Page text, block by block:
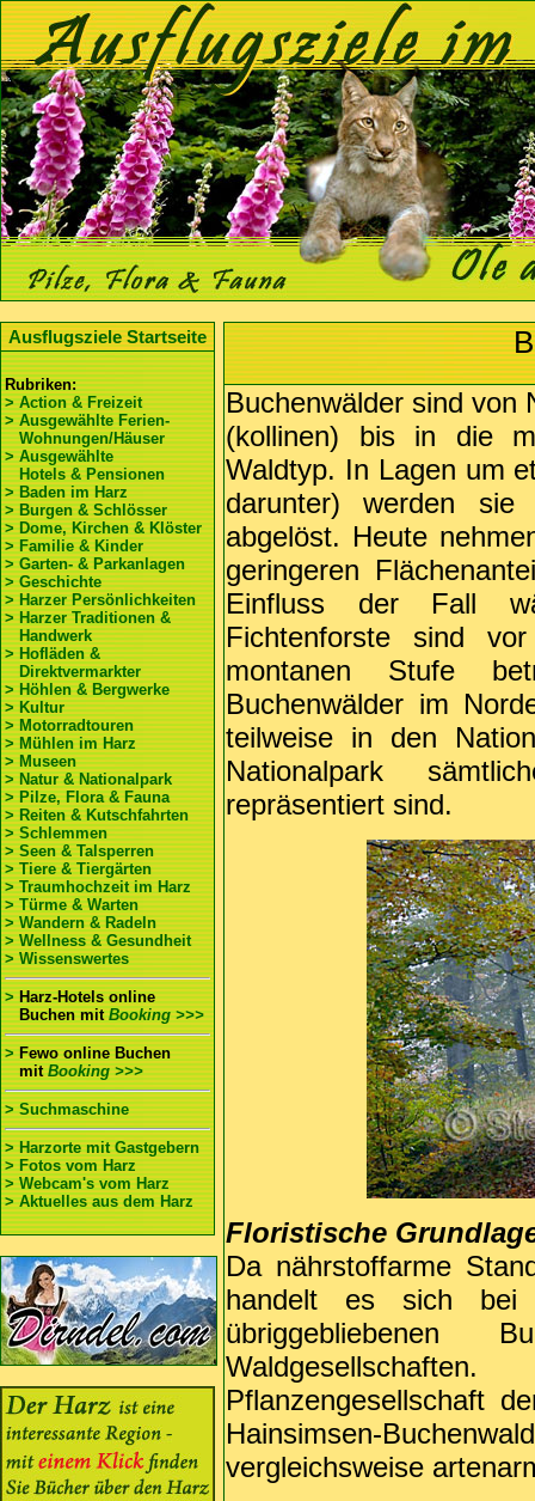
Ausflugsziele Startseite
Rubriken:
> Action & Freizeit
> Ausgewählte Ferien-
Wohnungen/Häuser
> Ausgewählte
Hotels & Pensionen
> Baden im Harz
> Burgen & Schlösser
> Dome, Kirchen & Klöster
> Familie & Kinder
> Garten- & Parkanlagen
> Geschichte
> Harzer Persönlichkeiten
> Harzer Traditionen &
Handwerk
> Hofläden &
Direktvermarkter
> Höhlen & Bergwerke
> Kultur
> Motorradtouren
> Mühlen im Harz
> Museen
> Natur & Nationalpark
> Pilze, Flora & Fauna
> Reiten & Kutschfahrten
> Schlemmen
> Seen & Talsperren
> Tiere & Tiergärten
> Traumhochzeit im Harz
> Türme & Warten
> Wandern & Radeln
> Wellness & Gesundheit
> Wissenswertes
>Harz-Hotels online
Buchen mit Booking >>>
>Fewo online Buchen
mitBooking >>>
> Suchmaschine
> Harzorte mit Gastgebern
> Fotos vom Harz
> Webcam's vom Harz
> Aktuelles aus dem Harz
Buchenwälder sind von
(kollinen) bis in die
Waldtyp. In Lagen um
darunter) werden sie
abgelöst. Heute
geringeren
Einfluss der Fall
Fichtenforste sind
montanen Stufe
Buchenwälder im
teilweise in den
Nationalpark
repräsentiert sind.
Floristische
Da nährstoffarme
handelt es sich bei
übriggebliebenen
Pflanzengesellschaft
Hainsimsen-
vergleichsweise